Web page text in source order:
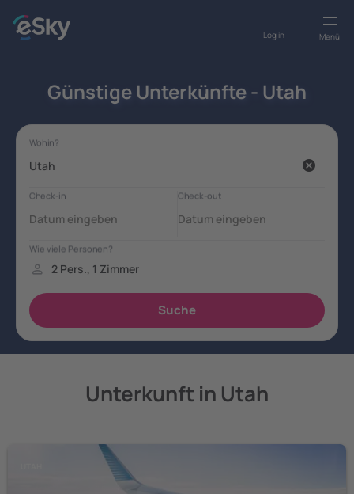
Menü
Log in
Günstige Unterkünfte - Utah
Unterkunft in Utah